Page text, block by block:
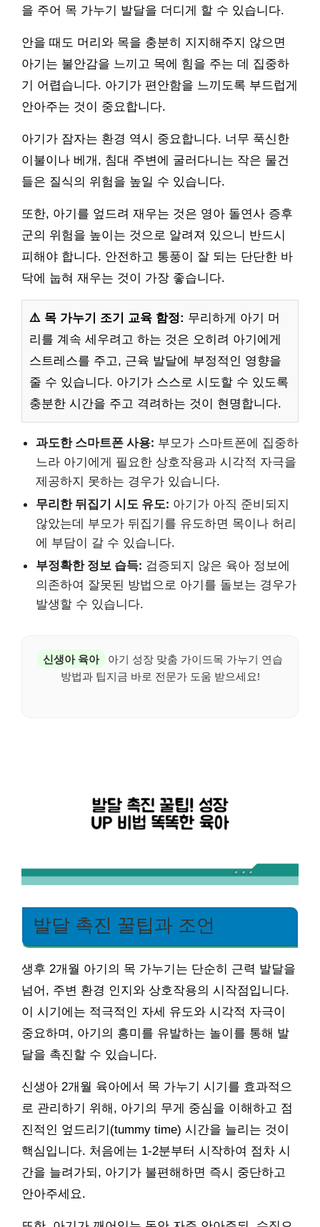
을 주어 목 가누기 발달을 더디게 할 수 있습니다.
안을 때도 머리와 목을 충분히 지지해주지 않으면
아기는 불안감을 느끼고 목에 힘을 주는 데 집중하
기 어렵습니다. 아기가 편안함을 느끼도록 부드럽게
안아주는 것이 중요합니다.
아기가 잠자는 환경 역시 중요합니다. 너무 푹신한
이불이나 베개, 침대 주변에 굴러다니는 작은 물건
들은 질식의 위험을 높일 수 있습니다.
또한, 아기를 엎드려 재우는 것은 영아 돌연사 증후
군의 위험을 높이는 것으로 알려져 있으니 반드시
피해야 합니다. 안전하고 통풍이 잘 되는 단단한 바
닥에 눕혀 재우는 것이 가장 좋습니다.
⚠️ 목 가누기 조기 교육 함정: 무리하게 아기 머
리를 계속 세우려고 하는 것은 오히려 아기에게
스트레스를 주고, 근육 발달에 부정적인 영향을
줄 수 있습니다. 아기가 스스로 시도할 수 있도록
충분한 시간을 주고 격려하는 것이 현명합니다.
과도한 스마트폰 사용: 부모가 스마트폰에 집중하
느라 아기에게 필요한 상호작용과 시각적 자극을
제공하지 못하는 경우가 있습니다.
무리한 뒤집기 시도 유도: 아기가 아직 준비되지
않았는데 부모가 뒤집기를 유도하면 목이나 허리
에 부담이 갈 수 있습니다.
부정확한 정보 습득: 검증되지 않은 육아 정보에
의존하여 잘못된 방법으로 아기를 돌보는 경우가
발생할 수 있습니다.
신생아 육아
아기 성장 맞춤 가이드목 가누기 연습
방법과 팁지금 바로 전문가 도움 받으세요!
발달 촉진 꿀팁과 조언
생후 2개월 아기의 목 가누기는 단순히 근력 발달을
넘어, 주변 환경 인지와 상호작용의 시작점입니다.
이 시기에는 적극적인 자세 유도와 시각적 자극이
중요하며, 아기의 흥미를 유발하는 놀이를 통해 발
달을 촉진할 수 있습니다.
신생아 2개월 육아에서 목 가누기 시기를 효과적으
로 관리하기 위해, 아기의 무게 중심을 이해하고 점
진적인 엎드리기(tummy time) 시간을 늘리는 것이
핵심입니다. 처음에는 1-2분부터 시작하여 점차 시
간을 늘려가되, 아기가 불편해하면 즉시 중단하고
안아주세요.